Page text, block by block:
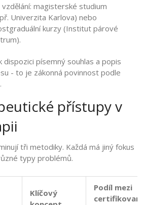
magisterské studium
Univerzita Karlova) nebo
kurzy (Institut párové
písemný souhlas a popis
- to je zákonná povinnost podle
přístupy v
tři metodiky. Každá má jiný fokus
typy problémů.
Klíčový
Podíl mezi